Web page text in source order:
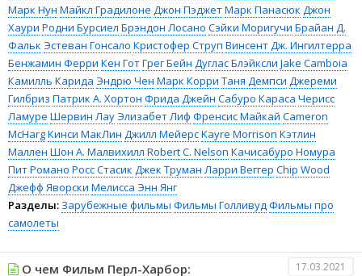
Марк Нун Майкл Градилоне Джон ПэджетМарк Панасюк Джон
Хаури Родни Бурсиел Брэндон Лосано Сэйки Моригучи Брайан Д.
Фальк Эстеван Гонсало Кристофер Струп Винсент Дж. Ингилтерра
Бенжамин Ферри Кен ГотГрег Бейн Дуглас Блэйксли Jake Camboia
Камилль Карида Эндрю Чен Марк Корри Таня Демпси Джереми
Гилбриз Патрик А. Хортон Фрида Джейн Сабуро Караса Черисс
Ламуре Шервин ЛауЭлизабет Лиф Френсис Майкай Cameron
McHargКинси МакЛин Джилл МейерсKayre Morrison Кэтлин
Маллен Шон А. Малвихилл Robert C. Nelson Качисабуро Номура
Пит Романо Росс Стасик Джек Труман Ларри Веггер Chip Wood
Джефф Яворски Мелисса Энн Янг
Разделы: Зарубежные фильмы Фильмы ГолливудФильмы про
самолеты
О чем Фильм Перл-Харбор: 17.03.2021